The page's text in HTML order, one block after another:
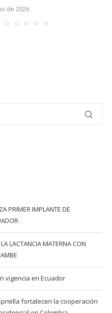
de 2026
PRIMER IMPLANTE DE
LACTANCIA MATERNA CON
vigencia en Ecuador
fortalecen la cooperación